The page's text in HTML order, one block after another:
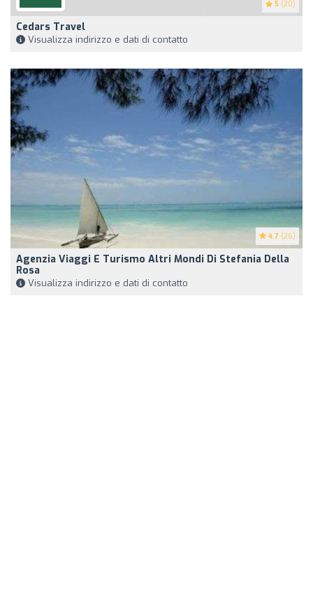
5 (20)
Cedars Travel
Visualizza indirizzo e dati di contatto
4.7 (26)
Agenzia Viaggi E Turismo Altri Mondi Di Stefania Della
Rosa
Visualizza indirizzo e dati di contatto